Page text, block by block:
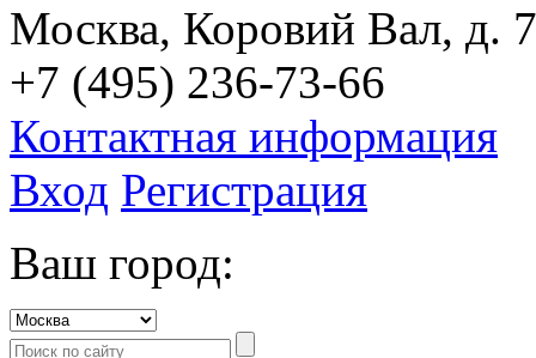
Москва, Коровий Вал, д.
+7 (495) 236-73-66
Контактная информация
Вход Регистрация
Ваш город: